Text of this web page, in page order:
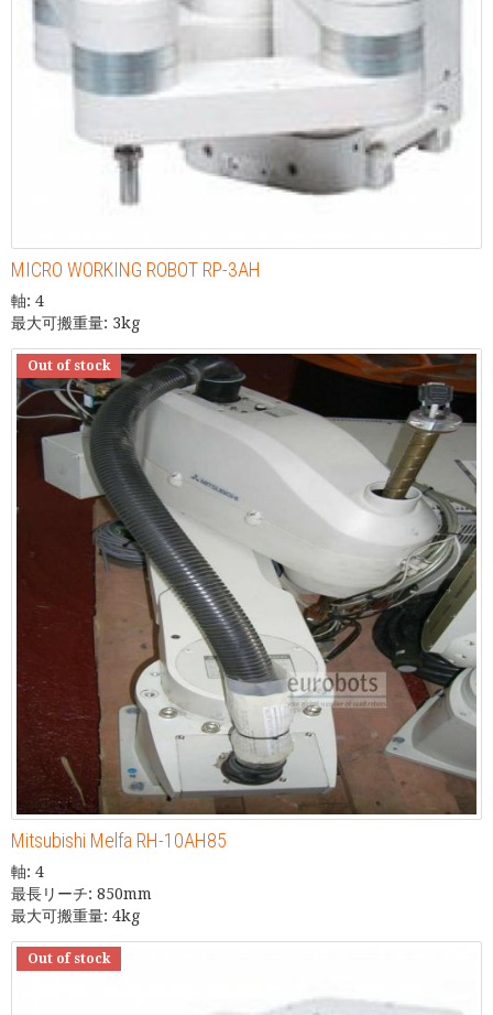
MICRO WORKING ROBOT RP-3AH
軸: 4
最大可搬重量: 3kg
Out of stock
Mitsubishi Melfa RH-10AH85
軸: 4
最長リーチ: 850mm
最大可搬重量: 4kg
Out of stock